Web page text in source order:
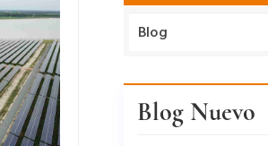
Blog
Blog Nuevo